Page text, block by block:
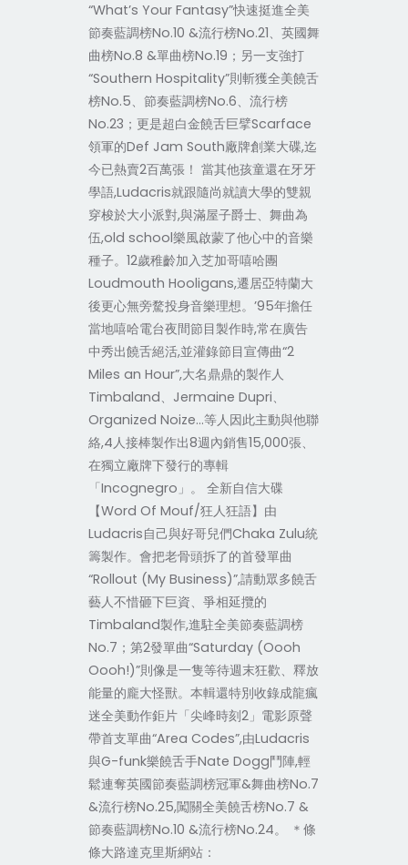
“What’s Your Fantasy”快速挺進全美
節奏藍調榜No.10 &流行榜No.21、英國舞
曲榜No.8 &單曲榜No.19；另一支強打
“Southern Hospitality”則斬獲全美饒舌
榜No.5、節奏藍調榜No.6、流行榜
No.23；更是超白金饒舌巨擘Scarface
領軍的Def Jam South廠牌創業大碟,迄
今已熱賣2百萬張！ 當其他孩童還在牙牙
學語,Ludacris就跟隨尚就讀大學的雙親
穿梭於大小派對,與滿屋子爵士、舞曲為
伍,old school樂風啟蒙了他心中的音樂
種子。12歲稚齡加入芝加哥嘻哈團
Loudmouth Hooligans,遷居亞特蘭大
後更心無旁騖投身音樂理想。’95年擔任
當地嘻哈電台夜間節目製作時,常在廣告
中秀出饒舌絕活,並灌錄節目宣傳曲“2
Miles an Hour”,大名鼎鼎的製作人
Timbaland、Jermaine Dupri、
Organized Noize…等人因此主動與他聯
絡,4人接棒製作出8週內銷售15,000張、
在獨立廠牌下發行的專輯
「Incognegro」。 全新自信大碟
【Word Of Mouf/狂人狂語】由
Ludacris自己與好哥兒們Chaka Zulu統
籌製作。會把老骨頭拆了的首發單曲
“Rollout (My Business)”,請動眾多饒舌
藝人不惜砸下巨資、爭相延攬的
Timbaland製作,進駐全美節奏藍調榜
No.7；第2發單曲“Saturday (Oooh
Oooh!)”則像是一隻等待週末狂歡、釋放
能量的龐大怪獸。本輯還特別收錄成龍瘋
迷全美動作鉅片「尖峰時刻2」電影原聲
帶首支單曲“Area Codes”,由Ludacris
與G-funk樂饒舌手Nate Dogg鬥陣,輕
鬆連奪英國節奏藍調榜冠軍&舞曲榜No.7
&流行榜No.25,闖關全美饒舌榜No.7 &
節奏藍調榜No.10 &流行榜No.24。 ＊條
條大路達克里斯網站：